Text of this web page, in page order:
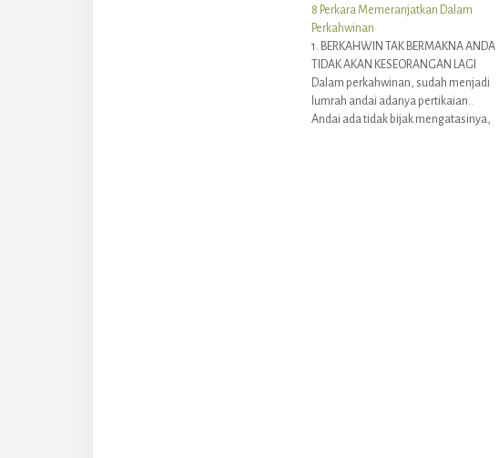
8 Perkara Memeranjatkan Dalam
Perkahwinan
1. BERKAHWIN TAK BERMAKNA ANDA
TIDAK AKAN KESEORANGAN LAGI
Dalam perkahwinan, sudah menjadi
lumrah andai adanya pertikaian..
Andai ada tidak bijak mengatasinya,